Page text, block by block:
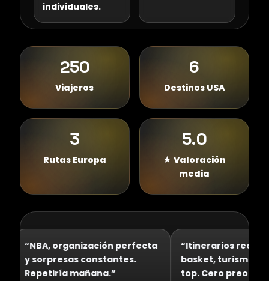
individuales.
250
Viajeros
6
Destinos USA
3
Rutas Europa
5.0
★ Valoración
media
“NBA, organización perfecta
y sorpresas constantes.
Repetiría mañana.”
“Itinerarios
basket, turismo y
top. Cero